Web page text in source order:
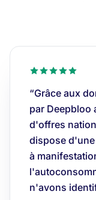
“Grâce aux
par Deepbloo
d'offres
dispose
à
n'avons